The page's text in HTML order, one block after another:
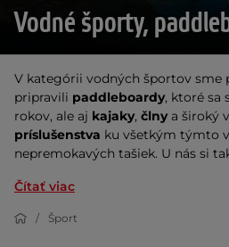
Vodné športy,
V kategórii vodných športov sme
pripravili paddleboardy, ktoré sa
rokov, ale aj kajaky, člnya široký
príslušenstva ku všetkým týmto
nepremokavých tašiek. U nás si
Čítať viac
Šport